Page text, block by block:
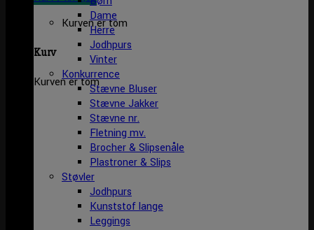
Kurven er tom
Kurv
Kurven er tom
Dame
Herre
Jodhpurs
Vinter
Konkurrence
Stævne Bluser
Stævne Jakker
Stævne nr.
Fletning mv.
Brocher & Slipsenåle
Plastroner & Slips
Støvler
Jodhpurs
Kunststof lange
Leggings